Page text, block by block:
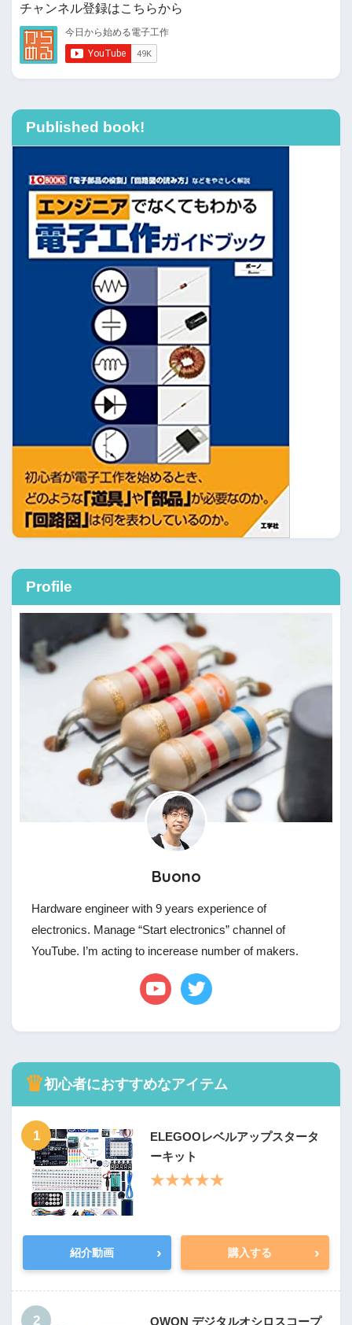
チャンネル登録はこちらから
Published book!
Profile
Buono
Hardware engineer with 9 years experience of
electronics. Manage “Start electronics” channel of
YouTube. I’m acting to incerease number of makers.
♛初心者におすすめなアイテム
1
ELEGOOレベルアップスタータ
ーキット
★★★★★
紹介動画 › 購入する ›
2
OWON デジタルオシロスコープ